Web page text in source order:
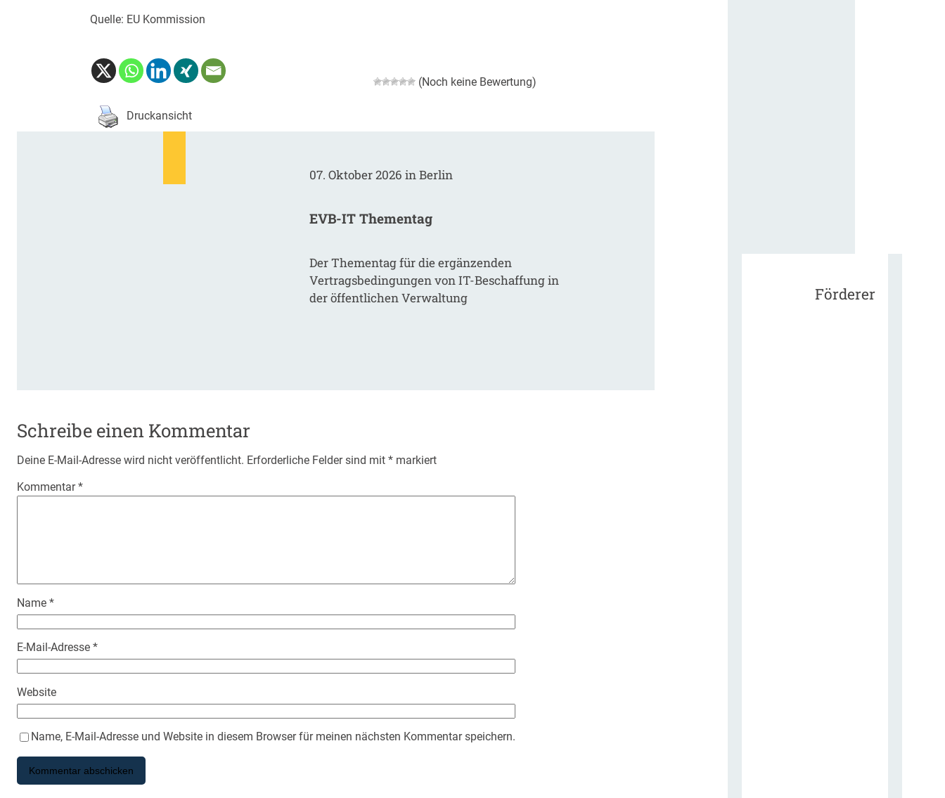
Quelle: EU Kommission
(Noch keine Bewertung)
Druckansicht
07. Oktober 2026 in Berlin
EVB-IT Thementag
Der Thementag für die ergänzenden
Vertragsbedingungen von IT-Beschaffung in
der öffentlichen Verwaltung
Schreibe einen Kommentar
Deine E-Mail-Adresse wird nicht veröffentlicht. Erforderliche Felder sind mit * markiert
Kommentar*
Name *
E-Mail-Adresse *
Website
Name, E-Mail-Adresse und Website in diesem Browser für meinen nächsten Kommentar speichern.
Förderer